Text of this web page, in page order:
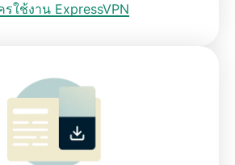
บประเทศอื่น ๆ
ยปราศจากความเสี่ยง
รใช้งาน ExpressVPN